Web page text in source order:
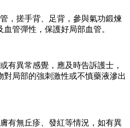
，搓手背、足背，參與氣功鍛煉
管彈性，保護好局部血管。
有異常感覺，應及時告訴護士，
局部的強刺激性或不慎藥液滲出
有無丘疹、發紅等情況，如有異